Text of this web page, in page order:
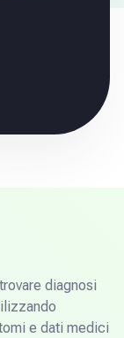
diagnosi
e dati medici